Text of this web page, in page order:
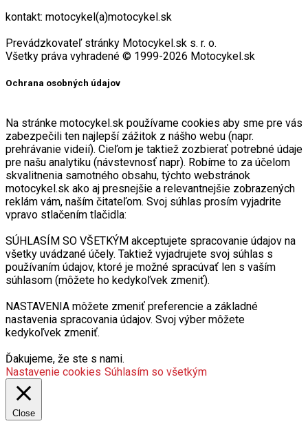
kontakt: motocykel(a)motocykel.sk
Prevádzkovateľ stránky Motocykel.sk s. r. o.
Všetky práva vyhradené © 1999-2026 Motocykel.sk
Ochrana osobných údajov
Na stránke motocykel.sk používame cookies aby sme pre vás
zabezpečili ten najlepší zážitok z nášho webu (napr.
prehrávanie videií). Cieľom je taktiež zozbierať potrebné údaje
pre našu analytiku (návstevnosť napr). Robíme to za účelom
skvalitnenia samotného obsahu, týchto webstránok
motocykel.sk ako aj presnejšie a relevantnejšie zobrazených
reklám vám, naším čitateľom. Svoj súhlas prosím vyjadrite
vpravo stlačením tlačidla:
SÚHLASÍM SO VŠETKÝM akceptujete spracovanie údajov na
všetky uvádzané účely. Taktiež vyjadrujete svoj súhlas s
používaním údajov, ktoré je možné spracúvať len s vaším
súhlasom (môžete ho kedykoľvek zmeniť).
NASTAVENIA môžete zmeniť preferencie a základné
nastavenia spracovania údajov. Svoj výber môžete
kedykoľvek zmeniť.
Ďakujeme, že ste s nami.
Nastavenie cookies Súhlasím so všetkým
Close